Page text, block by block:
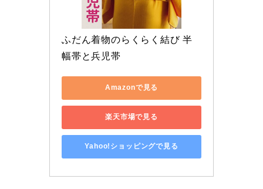
ふだん着物のらくらく結び 半
幅帯と兵児帯
Amazonで見る
楽天市場で見る
Yahoo!ショッピングで見る